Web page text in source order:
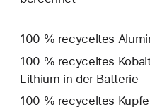
100 % recyceltes
100 % recyceltes
Lithium in der Batterie
100 % recyceltes